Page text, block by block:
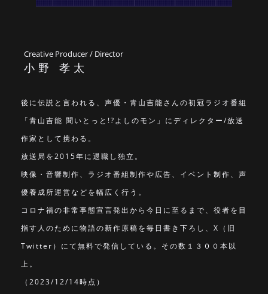
Creative Producer / Director
小野 孝太
後に伝説と言われる、声優・青山吉能さんの初冠ラジオ番組
「青山吉能 聞いとっと!?よしのモン」にディレクター/放送
作家として携わる。
放送局を2015年に退職し独立。
映像・音響制作、ラジオ番組制作や広告、イベント制作、声
優養成所運営などを幅広く行う。
コロナ禍の非常事態宣言発出から今日に至るまで、役者を目
指す人のために物語の新作原稿を毎日書き下ろし、X（旧
Twitter）にて無料で発信している。その数１３００本以
上。
（2023/12/14時点）